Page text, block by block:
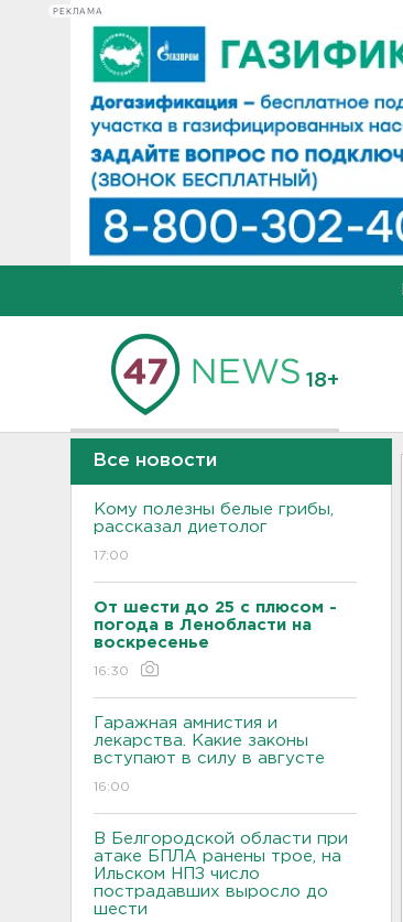
РЕКЛАМА
18+
Все новости
Кому полезны белые грибы,
рассказал диетолог
17:00
От шести до 25 с плюсом -
погода в Ленобласти на
воскресенье
16:30
Гаражная амнистия и
лекарства. Какие законы
вступают в силу в августе
16:00
В Белгородской области при
атаке БПЛА ранены трое, на
Ильском НПЗ число
пострадавших выросло до
шести